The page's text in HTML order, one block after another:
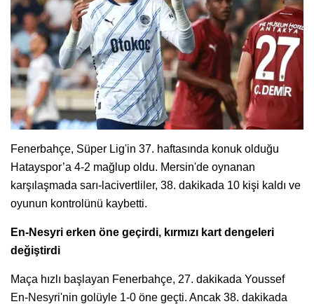
Fenerbahçe, Süper Lig'in 37. haftasında konuk olduğu
Hatayspor’a 4-2 mağlup oldu. Mersin'de oynanan
karşılaşmada sarı-lacivertliler, 38. dakikada 10 kişi kaldı ve
oyunun kontrolünü kaybetti.
En-Nesyri erken öne geçirdi, kırmızı kart dengeleri
değiştirdi
Maça hızlı başlayan Fenerbahçe, 27. dakikada Youssef
En-Nesyri'nin golüyle 1-0 öne geçti. Ancak 38. dakikada